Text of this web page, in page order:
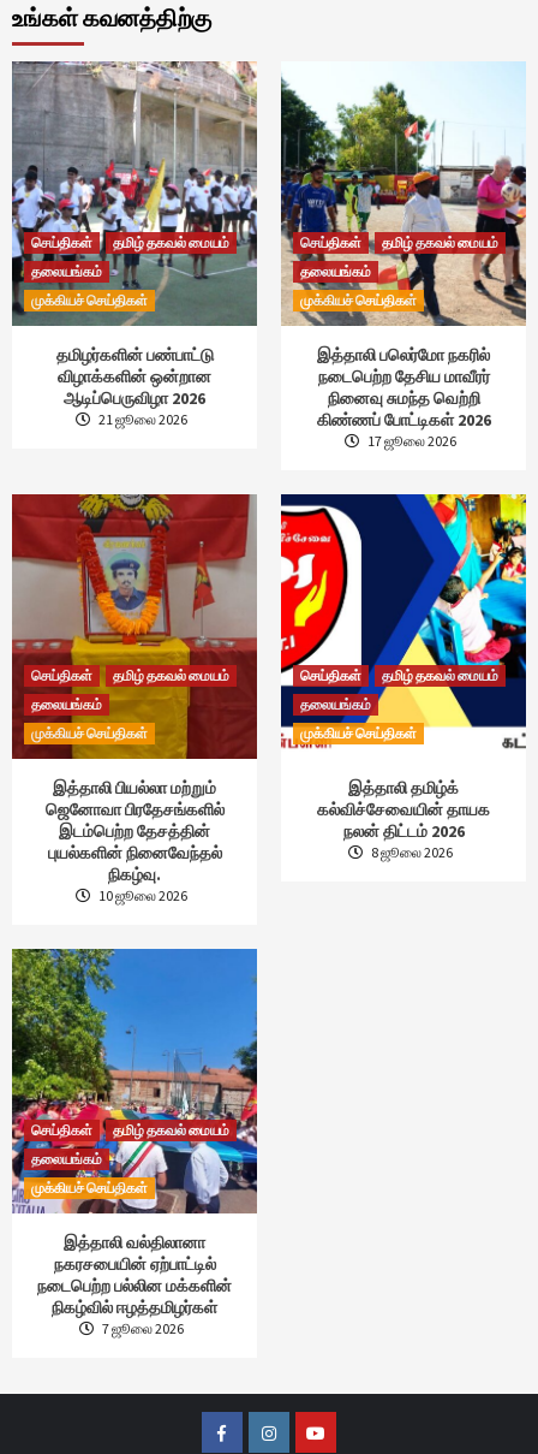
உங்கள் கவனத்திற்கு
செய்திகள்
தமிழ் தகவல் மையம்
தலையங்கம்
முக்கியச் செய்திகள்
தமிழர்களின் பண்பாட்டு
விழாக்களின் ஒன்றான
ஆடிப்பெருவிழா 2026
21 ஜூலை 2026
செய்திகள்
தமிழ் தகவல் மையம்
தலையங்கம்
முக்கியச் செய்திகள்
இத்தாலி பலெர்மோ நகரில்
நடைபெற்ற தேசிய மாவீரர்
நினைவு சுமந்த வெற்றி
கிண்ணப் போட்டிகள் 2026
17 ஜூலை 2026
செய்திகள்
தமிழ் தகவல் மையம்
தலையங்கம்
முக்கியச் செய்திகள்
இத்தாலி பியல்லா மற்றும்
ஜெனோவா பிரதேசங்களில்
இடம்பெற்ற தேசத்தின்
புயல்களின் நினைவேந்தல்
நிகழ்வு.
10 ஜூலை 2026
செய்திகள்
தமிழ் தகவல் மையம்
தலையங்கம்
முக்கியச் செய்திகள்
இத்தாலி தமிழ்க்
கல்விச்சேவையின் தாயக
நலன் திட்டம் 2026
8 ஜூலை 2026
செய்திகள்
தமிழ் தகவல் மையம்
தலையங்கம்
முக்கியச் செய்திகள்
இத்தாலி வல்திலானா
நகரசபையின் ஏற்பாட்டில்
நடைபெற்ற பல்லின மக்களின்
நிகழ்வில் ஈழத்தமிழர்கள்
7 ஜூலை 2026
FacebookInstagramYoutube